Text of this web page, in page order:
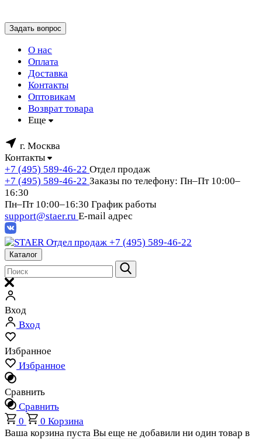
Задать вопрос
О нас
Оплата
Доставка
Контакты
Оптовикам
Возврат товара
Еще
г. Москва
Контакты
+7 (495) 589-46-22 Отдел продаж
+7 (495) 589-46-22 Заказы по телефону: Пн–Пт 10:00–
16:30
Пн–Пт 10:00–16:30 График работы
support@staer.ru E-mail адрес
Отдел продаж +7 (495) 589-46-22
Каталог
Вход
Вход
Избранное
Избранное
Сравнить
Сравнить
0
0 Корзина
Ваша корзина пуста Вы еще не добавили ни один товар в